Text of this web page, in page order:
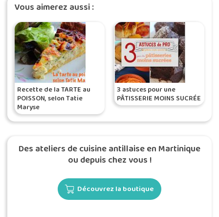
Vous aimerez aussi :
Recette de la TARTE au
POISSON, selon Tatie
Maryse
3 astuces pour une
PÂTISSERIE MOINS SUCRÉE
Des ateliers de cuisine antillaise en Martinique
ou depuis chez vous !
Découvrez la boutique